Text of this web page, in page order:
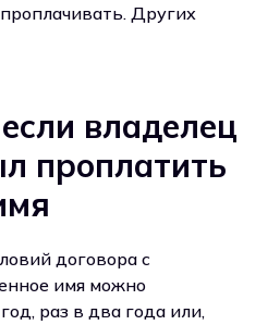
Других
владелец
проплатить
договора с
имя можно
раз в два года или,